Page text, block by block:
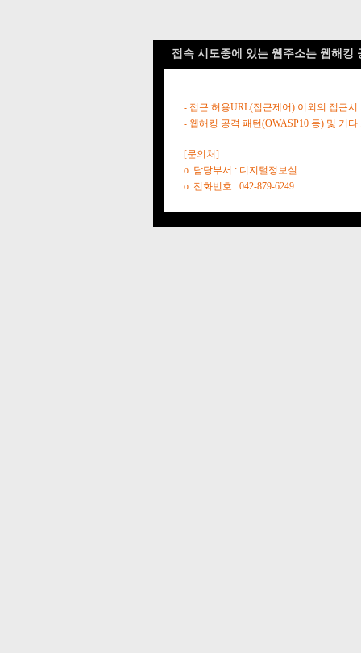
접속 시도중에 있는 웹주소는 웹해킹
- 접근 허용URL(접근제어) 이외의 접근시
- 웹해킹 공격 패턴(OWASP10 등) 및 기
[문의처]
o. 담당부서 : 디지털정보실
o. 전화번호 : 042-879-6249